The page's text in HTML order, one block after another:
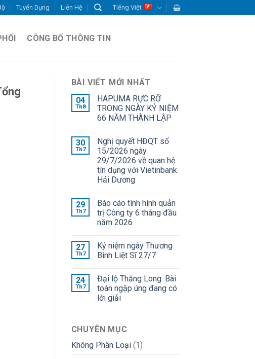
Tuyển Dụng Liên Hệ Tiếng Việt
CÔNG BỐ THÔNG TIN
BÀI VIẾT MỚI NHẤT
04
Th8
HAPUMA RỰC RỠ
TRONG NGÀY KỶ NIỆM
66 NĂM THÀNH LẬP
30
Th7
Nghị quyết HĐQT số
15/2026 ngày
29/7/2026 về quan hệ
tín dụng với Vietinbank
Hải Dương
29
Th7
Báo cáo tình hình quản
trị Công ty 6 tháng đầu
năm 2026
27
Th7
Kỷ niệm ngày Thương
Binh Liệt Sĩ 27/7
24
Th7
Đại lộ Thăng Long: Bài
toán ngập úng đang có
lời giải
CHUYÊN MỤC
Không Phân Loại(1)